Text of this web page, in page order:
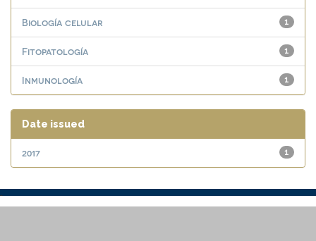
1
Biología celular
1
Fitopatología
1
Inmunología
Date issued
1
2017